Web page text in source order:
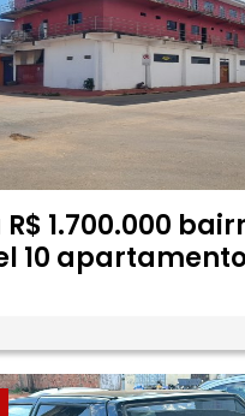
1.700.000
10